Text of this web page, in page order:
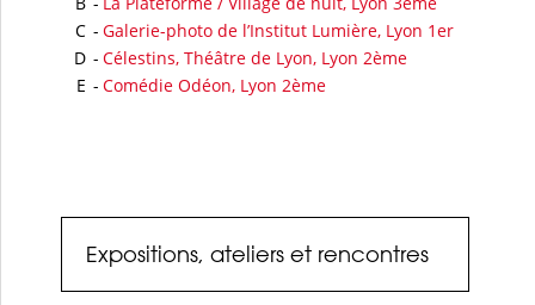
C - Galerie-photo de l’Institut Lumière, Lyon 1er
D - Célestins, Théâtre de Lyon, Lyon 2ème
E - Comédie Odéon, Lyon 2ème
Expositions, ateliers et rencontres